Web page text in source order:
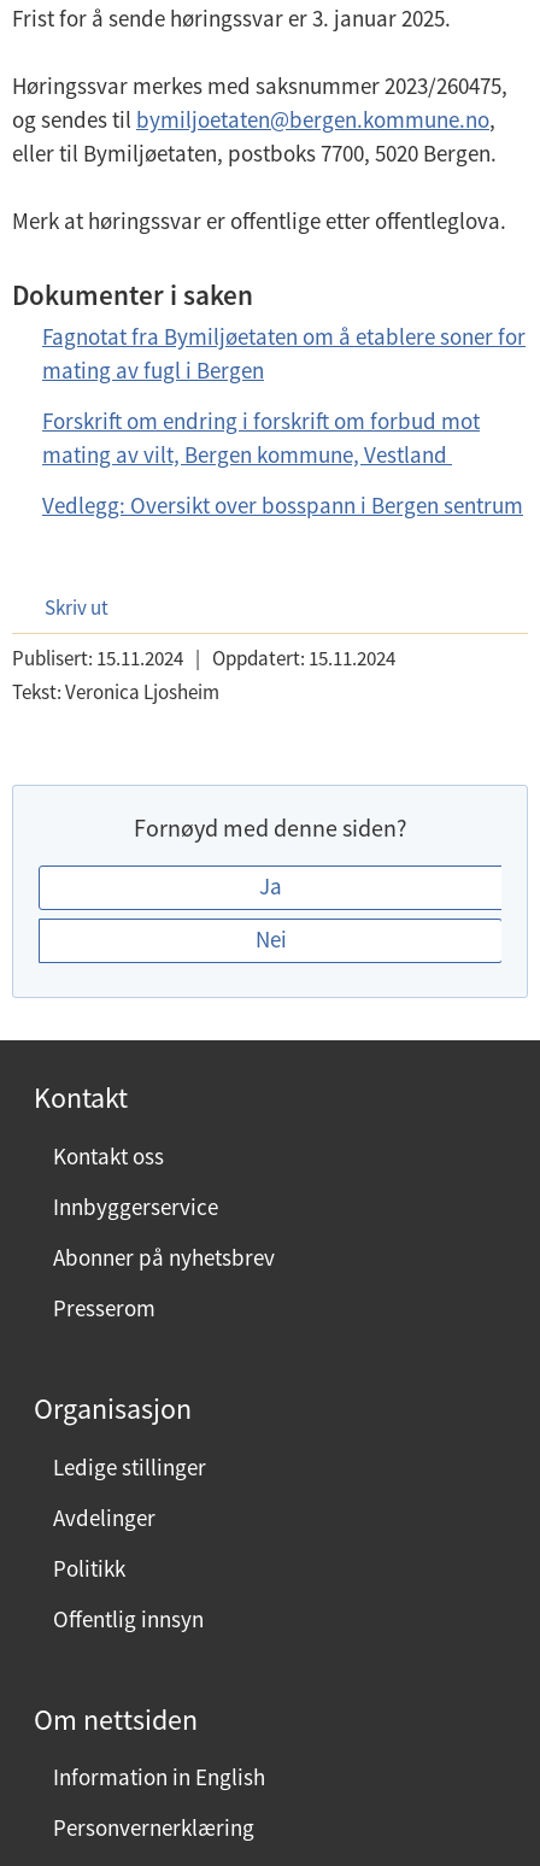
Frist for å sende høringssvar er 3. januar 2025.
Høringssvar merkes med saksnummer 2023/260475,
og sendes til bymiljoetaten@bergen.kommune.no,
eller til Bymiljøetaten, postboks 7700, 5020 Bergen.
Merk at høringssvar er offentlige etter offentleglova.
Dokumenter i saken
Fagnotat fra Bymiljøetaten om å etablere soner for
mating av fugl i Bergen
Forskrift om endring i forskrift om forbud mot
mating av vilt, Bergen kommune, Vestland
Vedlegg: Oversikt over bosspann i Bergen sentrum
Skriv ut
Publisert: 15.11.2024 | Oppdatert: 15.11.2024
Tekst:Veronica Ljosheim
Fornøyd med denne siden?
E
r
o
n
m
n
V
Ja
Nei
Kontakt
Kontakt oss
Innbyggerservice
Abonner på nyhetsbrev
Presserom
Organisasjon
Ledige stillinger
Avdelinger
Politikk
Offentlig innsyn
Om nettsiden
Information in English
Personvernerklæring